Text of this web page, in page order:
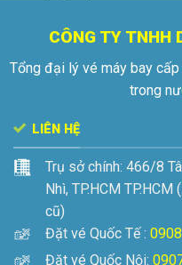
CÔNG TY TNHH
Tổng đại lý vé máy bay
trong
LIÊN HỆ
Trụ sở chính: 466/8
Nhì, TP.HCM TP.HCM
cũ)
Đặt vé Quốc Tế :
Đặt vé Quốc Nội: